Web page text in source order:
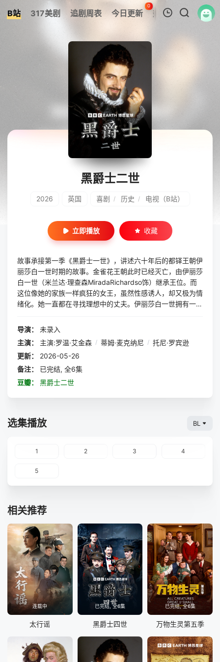
B站 317美剧 追剧周表 今日更新
0
热榜 APP
我的观影记录
暂无观看影片的记录
黑爵士二世
2026 英国 喜剧 / 历史 / 电视（B站）
立即播放 收藏
故事承接第一季《黑爵士一世》，讲述六十年后的都铎王朝伊
丽莎白一世时期的故事。金雀花王朝此时已经灭亡，由伊丽莎
白一世（米兰达·理查森MiradaRichardso饰）继承王位。而
这位像她的家族一样疯狂的女王，虽然性感诱人，却又极为情
绪化。她一直都在寻找理想中的丈夫。伊丽莎白一世拥有一个
饰），他是《黑爵士一世》中埃德蒙王子的曾孙。此次，埃德
莎白一世而篡夺王位。爱耍小聪明的农民鲍德里克（托尼·罗
宾逊ToyRobiso饰）和愚蠢的贵族珀西（蒂姆·麦克纳尼TimM
cIery饰），再次协助埃德蒙展开啼笑皆非的夺权计划。然
而，伊丽莎白一世的得力助手曼彻特主教（斯蒂芬·弗雷Step
导演：
未录入
主演：
主演:罗温·艾金森 / 蒂姆·麦克纳尼 / 托尼·罗宾逊
更新：
2026-05-26
备注：
已完结, 全6集
豆瓣：
黑爵士二世
选集播放 BL
1 2 3 4
5
相关推荐
连载中
太行谣
已完结, 全6集
黑爵士四世
已完结, 全6集
万物生灵第五季